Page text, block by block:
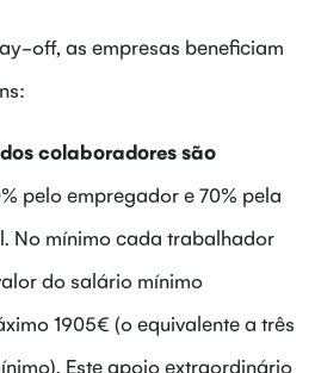
off, as empresas beneficiam
colaboradores são
pelo empregador e 70% pela
No mínimo cada trabalhador
do salário mínimo
1905€ (o equivalente a três
Este apoio extraordinário